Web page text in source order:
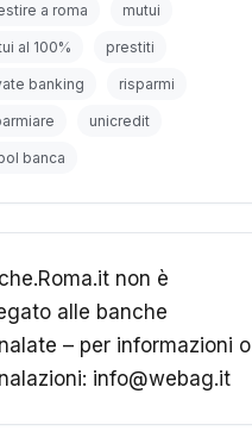
a roma mutui
al 100% prestiti
banking risparmi
unicredit
banca
non è
alle banche
– per informazioni o
info@webag.it